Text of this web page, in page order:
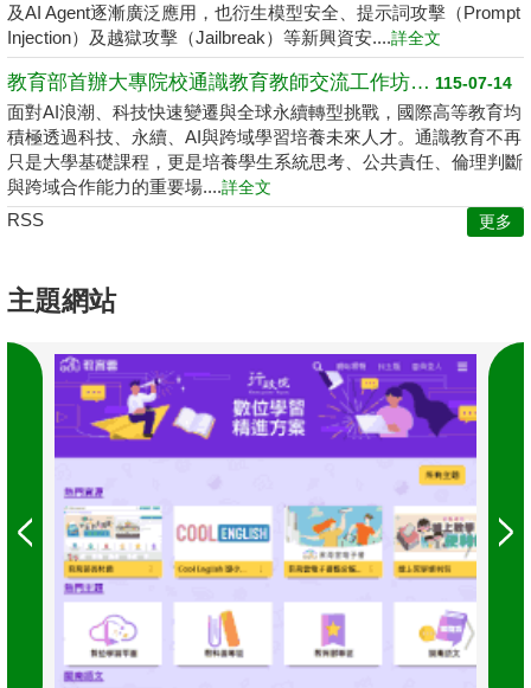
及AI Agent逐漸廣泛應用，也衍生模型安全、提示詞攻擊（Prompt
Injection）及越獄攻擊（Jailbreak）等新興資安....詳全文
115-07-14
教育部首辦大專院校通識教育教師交流工作坊 邁向2050共創未來永續大學
面對AI浪潮、科技快速變遷與全球永續轉型挑戰，國際高等教育均
積極透過科技、永續、AI與跨域學習培養未來人才。通識教育不再
只是大學基礎課程，更是培養學生系統思考、公共責任、倫理判斷
與跨域合作能力的重要場....詳全文
RSS 更多
主題網站